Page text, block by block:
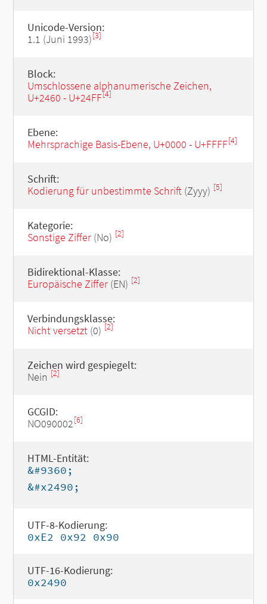
Unicode-Version:
1.1 (Juni 1993)[3]
Block:
Umschlossene alphanumerische Zeichen,
U+2460 - U+24FF[4]
Ebene:
Mehrsprachige Basis-Ebene, U+0000 - U+FFFF[4]
Schrift:
Kodierung für unbestimmte Schrift(Zyyy) [5]
Kategorie:
Sonstige Ziffer(No) [2]
Bidirektional-Klasse:
Europäische Ziffer(EN) [2]
Verbindungsklasse:
Nicht versetzt(0) [2]
Zeichen wird gespiegelt:
Nein [2]
GCGID:
NO090002[6]
HTML-Entität:
&#9360;
&#x2490;
UTF-8-Kodierung:
0xE2 0x92 0x90
UTF-16-Kodierung:
0x2490